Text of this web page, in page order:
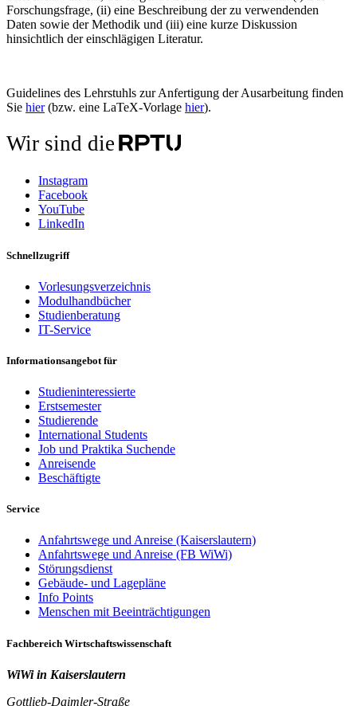
Forschungsfrage, (ii) eine Beschreibung der zu verwendenden
Daten sowie der Methodik und (iii) eine kurze Diskussion
hinsichtlich der einschlägigen Literatur.
Guidelines des Lehrstuhls zur Anfertigung der Ausarbeitung finden
Sie hier(bzw. eine LaTeX-Vorlage hier).
Wir sind die
Instagram
Facebook
YouTube
LinkedIn
Schnellzugriff
Vorlesungsverzeichnis
Modulhandbücher
Studienberatung
IT-Service
Informationsangebot für
Studieninteressierte
Erstsemester
Studierende
International Students
Job und Praktika Suchende
Anreisende
Beschäftigte
Service
Anfahrtswege und Anreise (Kaiserslautern)
Anfahrtswege und Anreise (FB WiWi)
Störungsdienst
Gebäude- und Lagepläne
Info Points
Menschen mit Beeinträchtigungen
Fachbereich Wirtschaftswissenschaft
WiWi in Kaiserslautern
Gottlieb-Daimler-Straße